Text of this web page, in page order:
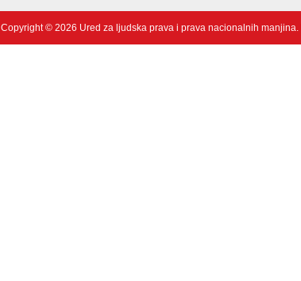
Copyright © 2026 Ured za ljudska prava i prava nacionalnih manjina.